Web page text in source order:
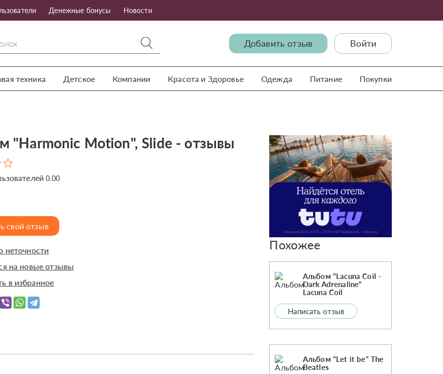
Денежные бонусы Новости
Добавить отзыв Войти
техника Детское Компании Красота и Здоровье Одежда Питание Покупки
"Harmonic Motion", Slide - отзывы
0.00
свой отзыв
неточности
на новые отзывы
в избранное
Похожее
Альбом "Lacuna Coil -
Dark Adrenaline"
Lacuna Coil
Написать отзыв
Альбом "Let it be" The
Beatles